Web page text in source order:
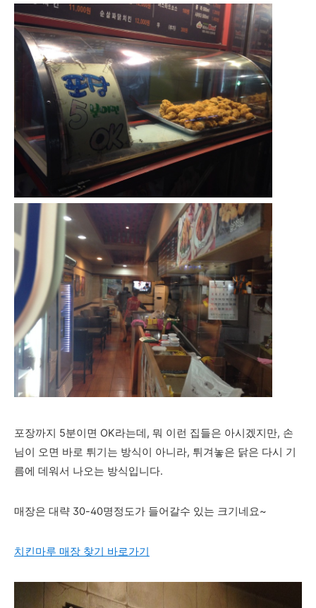
포장까지 5분이면 OK라는데, 뭐 이런 집들은 아시겠지만, 손
님이 오면 바로 튀기는 방식이 아니라, 튀겨놓은 닭은 다시 기
름에 데워서 나오는 방식입니다.
매장은 대략 30-40명정도가 들어갈수 있는 크기네요~
치킨마루 매장 찾기 바로가기